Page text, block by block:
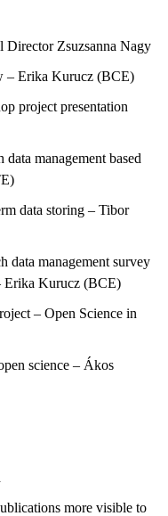
Director Zsuzsanna Nagy
– Erika Kurucz (BCE)
project presentation
management based
data storing – Tibor
data management survey
Erika Kurucz (BCE)
– Open Science in
science – Ákos
more visible to